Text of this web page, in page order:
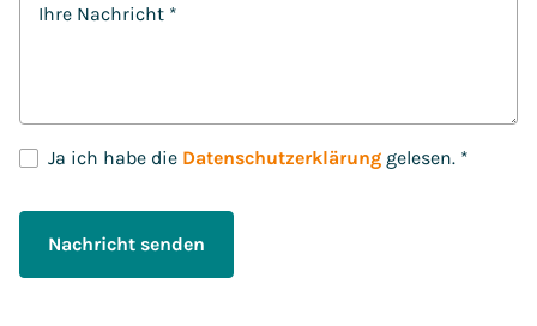
Ihre Nachricht *
D
G
O
Ja ich habe die Datenschutzerklärung gelesen. *
Nachricht senden